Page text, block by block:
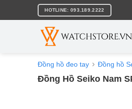
nội
HOTLINE: 093.189.2222
Đồng hồ đeo tay Đồng hồ
Đồng Hồ Seiko Nam